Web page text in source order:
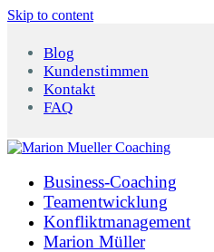
Skip to content
Blog
Kundenstimmen
Kontakt
FAQ
Business-Coaching
Teamentwicklung
Konfliktmanagement
Marion Müller